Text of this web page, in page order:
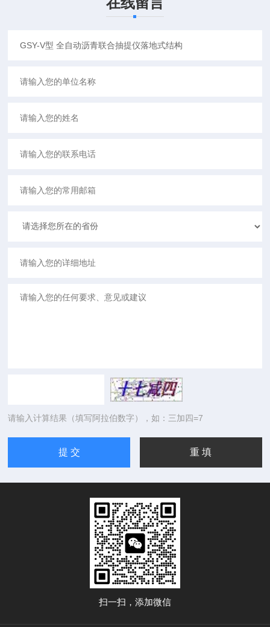
请输入计算结果（填写阿拉伯数字），如：三加四=7
扫一扫，添加微信